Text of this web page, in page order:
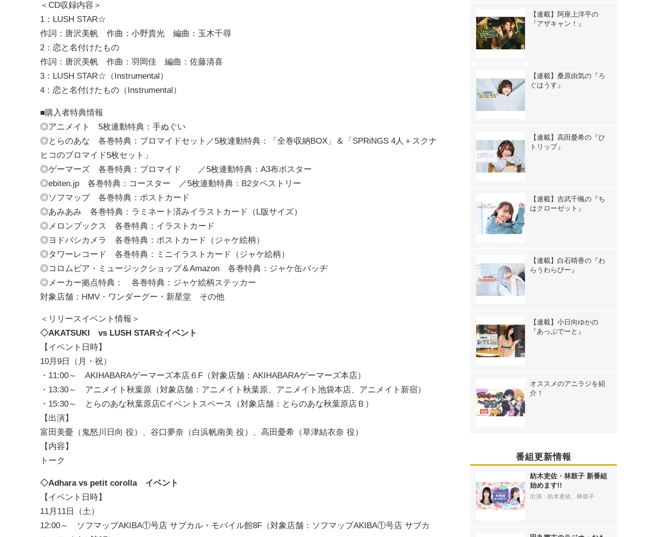
＜CD収録内容＞
1：LUSH STAR☆
作詞：唐沢美帆 作曲：小野貴光 編曲：玉木千尋
2：恋と名付けたもの
作詞：唐沢美帆 作曲：羽岡佳 編曲：佐藤清喜
3：LUSH STAR☆（Instrumental）
4：恋と名付けたもの（Instrumental）
■購入者特典情報
◎アニメイト 5枚連動特典：手ぬぐい
◎とらのあな 各巻特典：ブロマイドセット／5枚連動特典：「全巻収納BOX」＆「SPRiNGS 4人＋スクナ
ヒコのブロマイド5枚セット」
◎ゲーマーズ 各巻特典：ブロマイド ／5枚連動特典：A3布ポスター
◎ebiten.jp 各巻特典：コースター ／5枚連動特典：B2タペストリー
◎ソフマップ 各巻特典：ポストカード
◎あみあみ 各巻特典：ラミネート済みイラストカード（L版サイズ）
◎メロンブックス 各巻特典：イラストカード
◎ヨドバシカメラ 各巻特典：ポストカード（ジャケ絵柄）
◎タワーレコード 各巻特典：ミニイラストカード（ジャケ絵柄）
◎コロムビア・ミュージックショップ＆Amazon 各巻特典：ジャケ缶バッヂ
◎メーカー拠点特典： 各巻特典：ジャケ絵柄ステッカー
対象店舗：HMV・ワンダーグー・新星堂 その他
＜リリースイベント情報＞
◇AKATSUKI vs LUSH STAR☆イベント
【イベント日時】
10月9日（月・祝）
・11:00～ AKIHABARAゲーマーズ本店６F（対象店舗：AKIHABARAゲーマーズ本店）
・13:30～ アニメイト秋葉原（対象店舗：アニメイト秋葉原、アニメイト池袋本店、アニメイト新宿）
・15:30～ とらのあな秋葉原店Cイベントスペース（対象店舗：とらのあな秋葉原店Ｂ）
【出演】
富田美憂（鬼怒川日向 役）、谷口夢奈（白浜帆南美 役）、高田憂希（草津結衣奈 役）
【内容】
トーク
◇Adhara vs petit corolla イベント
【イベント日時】
11月11日（土）
12:00～ ソフマップAKIBA①号店 サブカル・モバイル館8F（対象店舗：ソフマップAKIBA①号店 サブカ
【連載】阿座上洋平の
『アザキャン！』
【連載】桑原由気の『ろ
ぐはうす』
【連載】高田憂希の『ひ
トリップ』
【連載】吉武千颯の『ち
はクローゼット』
【連載】白石晴香の『わ
らうわらびー』
【連載】小日向ゆかの
『あっぷでーと』
オススメのアニラジを紹
介！
番組更新情報
紡木吏佐・林鼓子 新番組
始めます!!
出演：紡木吏佐、林鼓子